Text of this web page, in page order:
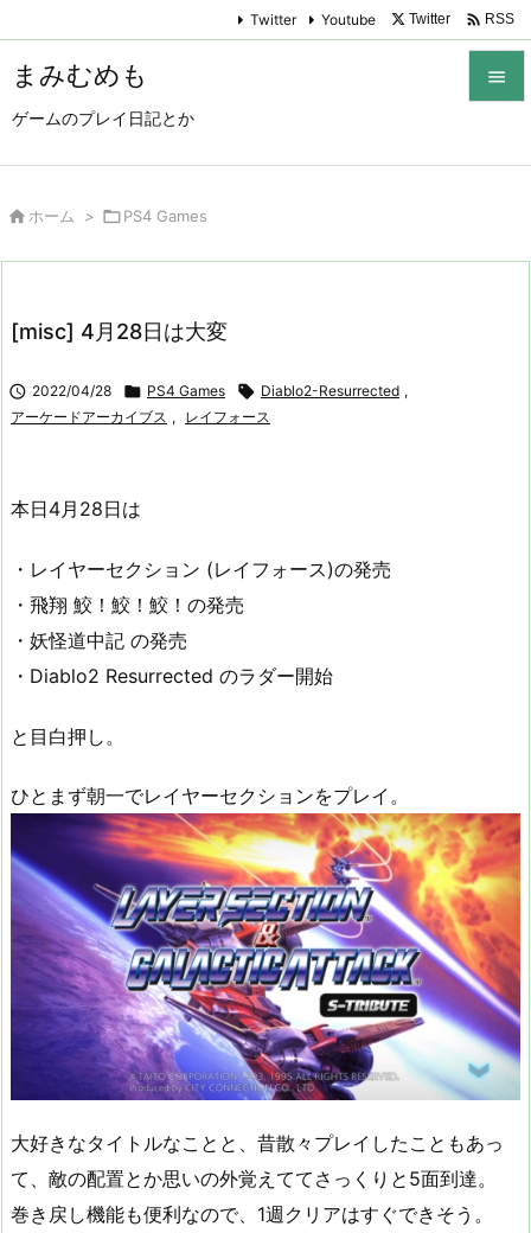
まみむめも
ゲームのプレイ日記とか

Twitter Youtube Twitter  RSS
 ホーム > PS4 Games
[misc] 4月28日は大変
 2022/04/28  PS4 Games  Diablo2-Resurrected ,
アーケードアーカイブス , レイフォース
本日4月28日は
・レイヤーセクション (レイフォース)の発売
・飛翔 鮫！鮫！鮫！の発売
・妖怪道中記 の発売
・Diablo2 Resurrected のラダー開始
と目白押し。
ひとまず朝一でレイヤーセクションをプレイ。
大好きなタイトルなことと、昔散々プレイしたこともあっ
て、敵の配置とか思いの外覚えててさっくりと5面到達。
巻き戻し機能も便利なので、1週クリアはすぐできそう。